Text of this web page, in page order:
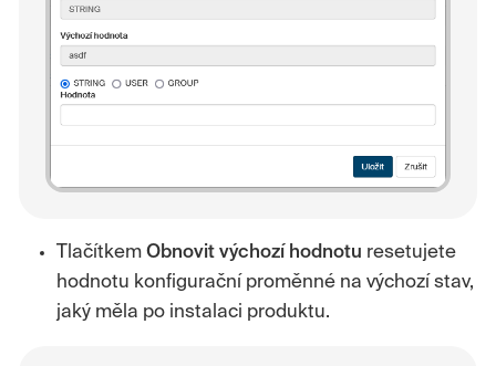
Tlačítkem Obnovit výchozí hodnotu resetujete
hodnotu konfigurační proměnné na výchozí stav,
jaký měla po instalaci produktu.